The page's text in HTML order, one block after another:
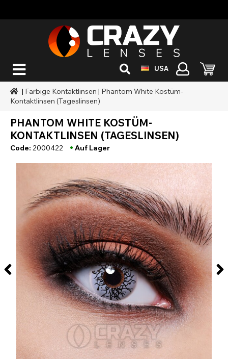
USA
| Farbige Kontaktlinsen | Phantom White Kostüm-
Kontaktlinsen (Tageslinsen)
PHANTOM WHITE KOSTÜM-
KONTAKTLINSEN (TAGESLINSEN)
Code: 2000422 • Auf Lager